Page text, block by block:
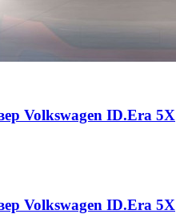
Volkswagen ID.Era 5X
Volkswagen ID.Era 5X